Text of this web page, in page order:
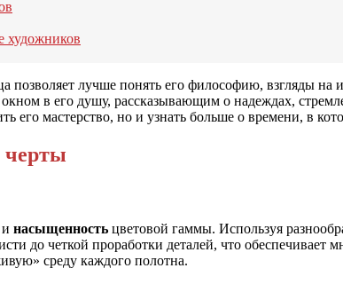
художников
лучше понять его философию, взгляды на
в его душу, рассказывающим о надеждах,
его мастерство, но и узнать больше о времени, в
черты
и насыщенность цветовой гаммы. Используя
до четкой проработки деталей, что
среду каждого полотна.